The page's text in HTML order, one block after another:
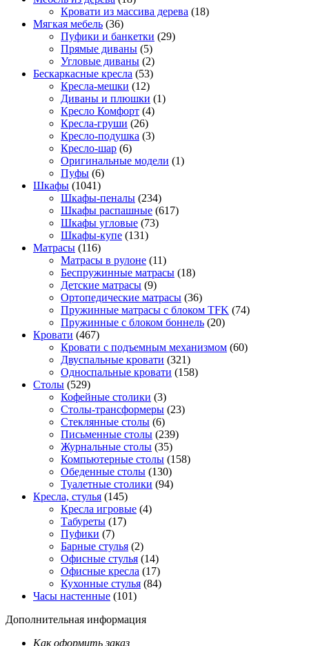
Кровати из массива дерева (18)
Мягкая мебель (36)
Пуфики и банкетки (29)
Прямые диваны (5)
Угловые диваны (2)
Бескаркасные кресла (53)
Кресла-мешки (12)
Диваны и плюшки (1)
Кресло Комфорт (4)
Кресла-груши (26)
Кресло-подушка (3)
Кресло-шар (6)
Оригинальные модели (1)
Пуфы (6)
Шкафы (1041)
Шкафы-пеналы (234)
Шкафы распашные (617)
Шкафы угловые (73)
Шкафы-купе (131)
Матрасы (116)
Матрасы в рулоне (11)
Беспружинные матрасы (18)
Детские матрасы (9)
Ортопедические матрасы (36)
Пружинные матрасы с блоком TFK (74)
Пружинные с блоком боннель (20)
Кровати (467)
Кровати с подъемным механизмом (60)
Двуспальные кровати (321)
Односпальные кровати (158)
Столы (529)
Кофейные столики (3)
Столы-трансформеры (23)
Стеклянные столы (6)
Письменные столы (239)
Журнальные столы (35)
Компьютерные столы (158)
Обеденные столы (130)
Туалетные столики (94)
Кресла, стулья (145)
Кресла игровые (4)
Табуреты (17)
Пуфики (7)
Барные стулья (2)
Офисные стулья (14)
Офисные кресла (17)
Кухонные стулья (84)
Часы настенные (101)
Дополнительная информация
Как оформить заказ